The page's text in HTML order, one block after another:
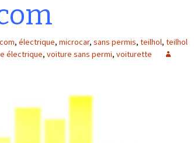
, électrique, microcar, sans permis, teilhol, teilhol
électrique, voiture sans permi, voiturette